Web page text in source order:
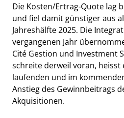
Die Kosten/Ertrag-Quote lag
und fiel damit günstiger aus
Jahreshälfte 2025. Die
vergangenen Jahr
Cité Gestion und Investment
schreite derweil voran, heisst
laufenden und im
Anstieg des Gewinnbeitrags
Akquisitionen.